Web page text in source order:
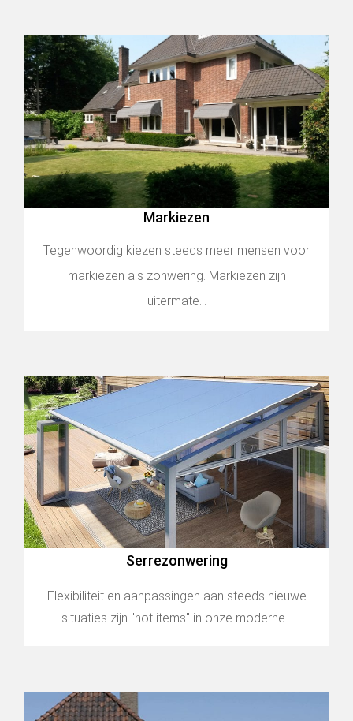
Markiezen
Tegenwoordig kiezen steeds meer mensen voor
markiezen als zonwering. Markiezen zijn
uitermate...
Serrezonwering
Flexibiliteit en aanpassingen aan steeds nieuwe
situaties zijn "hot items" in onze moderne...